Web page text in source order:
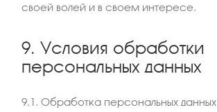
своей волей и в своем интересе.
9. Условия обработки
персональных данных
9.1. Обработка персональных данных